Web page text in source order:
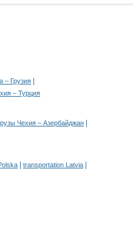
– Грузия
– Турция
Чехия – Азербайджан
transportation Latvia